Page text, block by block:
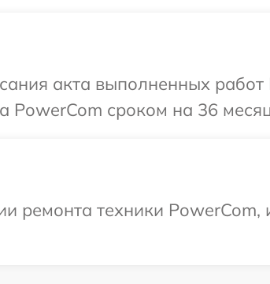
акта выполненных
PowerCom сроком на 36
ремонта техники PowerCom,